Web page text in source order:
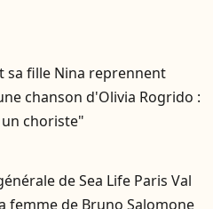
sa fille Nina reprennent
chanson d'Olivia Rogrido :
choriste"
de Sea Life Paris Val
femme de Bruno Salomone